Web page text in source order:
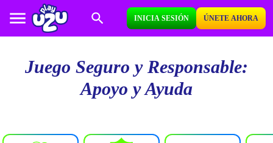
INICIA SESIÓN ÚNETE AHORA
Juego Seguro y Responsable:
Apoyo y Ayuda